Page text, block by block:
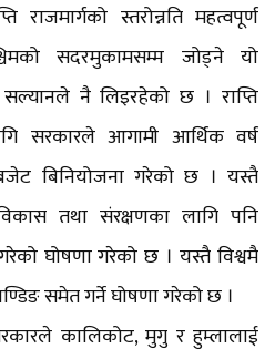
स्तरोन्नति महत्वपूर्ण
सदरमुकामसम्म जोड्ने यो
नै लिइरहेको छ । राप्ति
सरकारले आगामी आर्थिक वर्ष
बिनियोजना गरेको छ । यस्तै
विकास तथा संरक्षणका लागि पनि
घोषणा गरेको छ । यस्तै विश्वमै
समेत गर्ने घोषणा गरेको छ ।
कालिकोट, मुगु र हुम्लालाई